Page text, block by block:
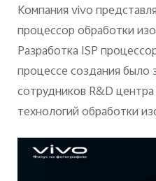
Компания vivo
процессор обработки
Разработка ISP
процессе создания было
сотрудников R&D
технологий обработки